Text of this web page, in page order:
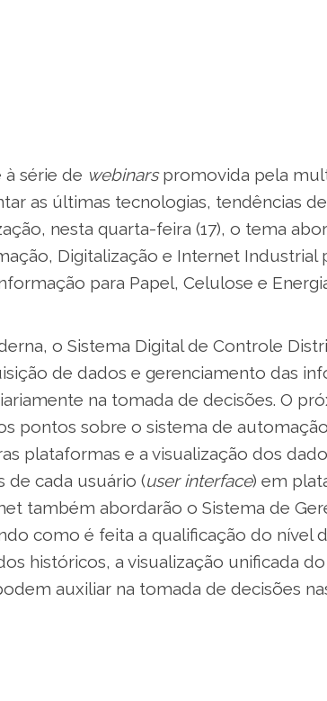
série de webinarspromovida pela
as últimas tecnologias, tendências
nesta quarta-feira (17), o tema
Digitalização e Internet Industrial
para Papel, Celulose e
o Sistema Digital de Controle
de dados e gerenciamento das
na tomada de decisões. O
pontos sobre o sistema de
plataformas e a visualização dos
de cada usuário (user interface) em
também abordarão o Sistema de
como é feita a qualificação do nível
históricos, a visualização unificada
auxiliar na tomada de decisões